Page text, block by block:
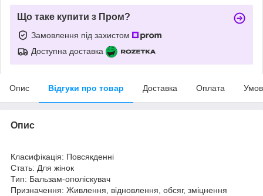
Що таке купити з Пром?
Замовлення під захистом
Доступна доставка
Опис Відгуки про товар Доставка Оплата
Опис
Класифікація: Повсякденні
Стать: Для жінок
Тип: Бальзам-ополіскувач
Призначення: Живлення, відновлення, обсяг, зміцнення